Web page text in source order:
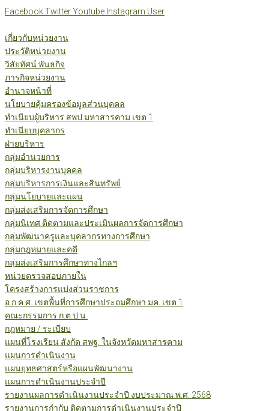
Skip
content
FacebookTwitterYoutube Instagram User
เกี่ยวกับหน่วยงาน
ประวัติหน่วยงาน
วิสัยทัศน์ พันธกิจ
ภารกิจหน่วยงาน
อำนาจหน้าที่
นโยบายคุ้มครองข้อมูลส่วนบุคคล
ทำเนียบผู้บริหาร สพป.มหาสารคาม เขต 1
ทำเนียบบุคลากร
ฝ่ายบริหาร
กลุ่มอำนวยการ
กลุ่มบริหารงานบุคคล
กลุ่มบริหารการเงินและสินทรัพย์
กลุ่มนโยบายและแผน
กลุ่มส่งเสริมการจัดการศึกษา
กลุ่มนิเทศ ติดตามและประเมินผลการจัดการศึกษา
กลุ่มพัฒนาครูและบุคลากรทางการศึกษา
กลุ่มกฎหมายและคดี
กลุ่มส่งเสริมการศึกษาทางไกลฯ
หน่วยตรวจสอบภายใน
โครงสร้างการแบ่งส่วนราชการ
อ.ก.ค.ศ. เขตพื้นที่การศึกษาประถมศึกษา มค. เขต 1
คณะกรรมการ ก.ต.ป.น.
กฎหมาย / ระเบียบ
แผนที่โรงเรียน สังกัด สพฐ. ในจังหวัดมหาสารคาม
แผนการดำเนินงาน
แผนยุทธศาสตร์หรือแผนพัฒนางาน
แผนการดำเนินงานประจำปี
รายงานผลการดำเนินงานประจำปี งบประมาณ พ.ศ. 2568
รายงานการกำกับ ติดตามการดำเนินงานประจำปี